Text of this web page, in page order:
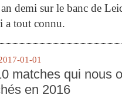
demi sur le banc de
a tout connu.
01-01
matches qui nous
en 2016